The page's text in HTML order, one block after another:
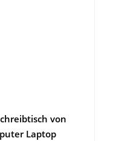
von
Laptop